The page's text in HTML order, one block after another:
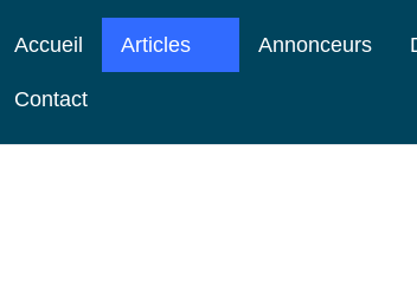
Accueil Articles Annonceurs
Contact